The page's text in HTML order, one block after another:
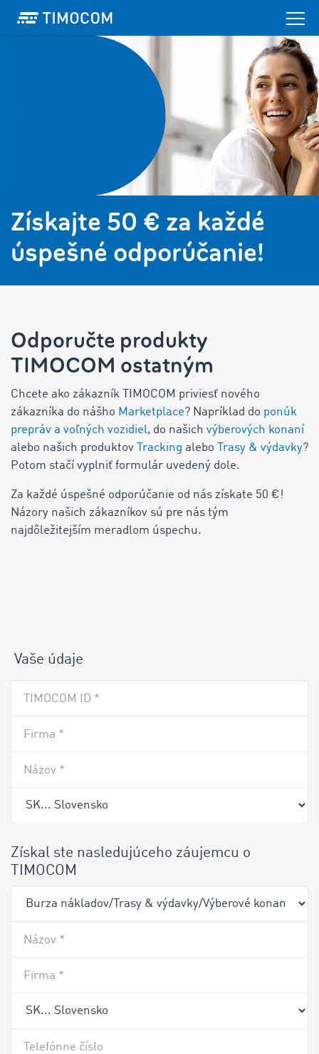
Získajte 50 € za každé
úspešné odporúčanie!
Odporučte produkty
TIMOCOM ostatným
Chcete ako zákazník TIMOCOM priviesť nového
zákazníka do nášho Marketplace? Napríklad do ponúk
prepráv a voľných vozidiel, do našich výberových konaní
alebo našich produktov
Tracking alebo Trasy & výdavky?
Potom stačí vyplniť formulár uvedený dole.
Za každé úspešné odporúčanie od nás získate 50 €!
Názory našich zákazníkov sú pre nás tým
najdôležitejším meradlom úspechu.
Vaše údaje
TIMOCOM ID *
Firma *
Názov *
Získal ste nasledujúceho záujemcu o
TIMOCOM
Názov *
Firma *
Telefónne číslo